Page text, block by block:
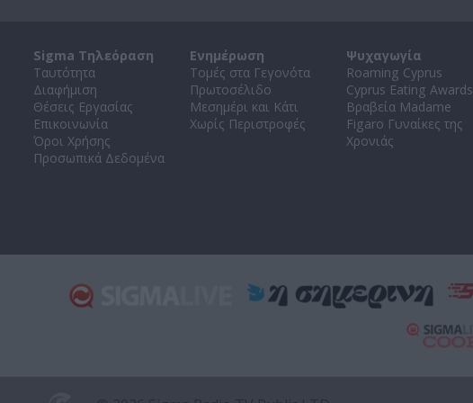
Sigma Τηλεόραση
Ταυτότητα
Διαφήμιση
Θέσεις Εργασίας
Επικοινωνία
Όροι Χρήσης
Προσωπικά Δεδομένα
Ενημέρωση
Τομές στα Γεγονότα
Πρωτοσέλιδο
Μεσημέρι και Κάτι
Χωρίς Περιστροφές
Ψυχαγωγία
Roaming Cyprus
Cyprus Eating Awards
Βραβεία Madame
Figaro Γυναίκες της
Χρονιάς